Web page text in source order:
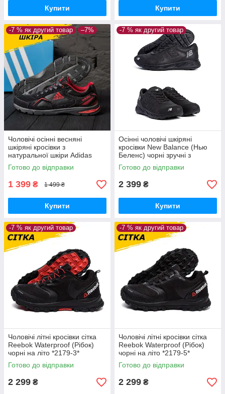
Купити Купити
-7 % як другий товар –7%
Чоловічі осінні весняні
шкіряні кросівки з
натуральної шкіри Adidas
чорні з червоним весна осінь
Готово до відправки
1 399 ₴ 1 499 ₴
Купити
-7 % як другий товар
Осінні чоловічі шкіряні
кросівки New Balance (Нью
Беленс) чорні зручні з
натуральної шкіри *NB1 черн*
Готово до відправки
2 399 ₴
Купити
-7 % як другий товар
Чоловічі літні кросівки сітка
Reebok Waterproof (Рібок)
чорні на літо *2179-3*
Готово до відправки
2 299 ₴
-7 % як другий товар
Чоловічі літні кросівки сітка
Reebok Waterproof (Рібок)
чорні на літо *2179-5*
Готово до відправки
2 299 ₴